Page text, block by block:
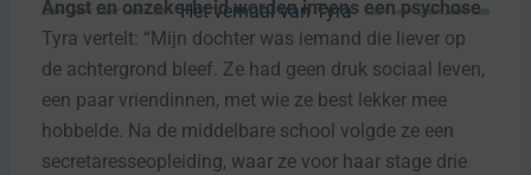
Het verhaal van Tyra
Angst en onzekerheid worden ineens een psychose
Tyra vertelt: “Mijn dochter was iemand die liever op
de achtergrond bleef. Ze had geen druk sociaal leven,
een paar vriendinnen, met wie ze best lekker mee
hobbelde. Na de middelbare school volgde ze een
secretaresseopleiding, waar ze voor haar stage drie